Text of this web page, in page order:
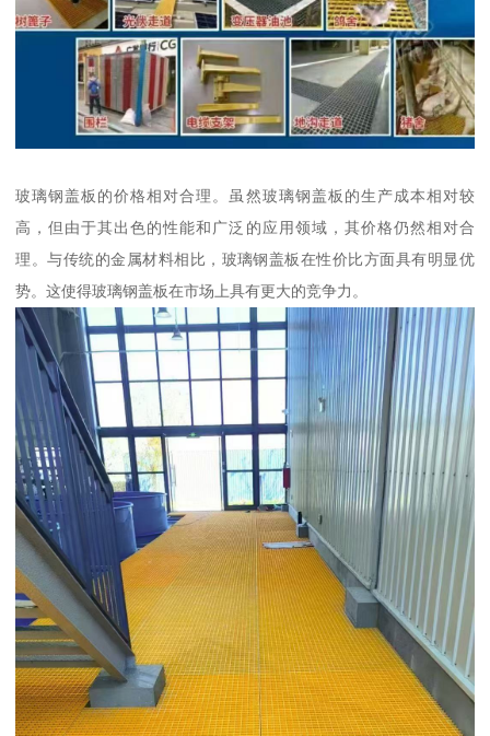
玻璃钢盖板的价格相对合理。虽然玻璃钢盖板的生产成本相对较
高，但由于其出色的性能和广泛的应用领域，其价格仍然相对合
理。与传统的金属材料相比，玻璃钢盖板在性价比方面具有明显优
势。这使得玻璃钢盖板在市场上具有更大的竞争力。